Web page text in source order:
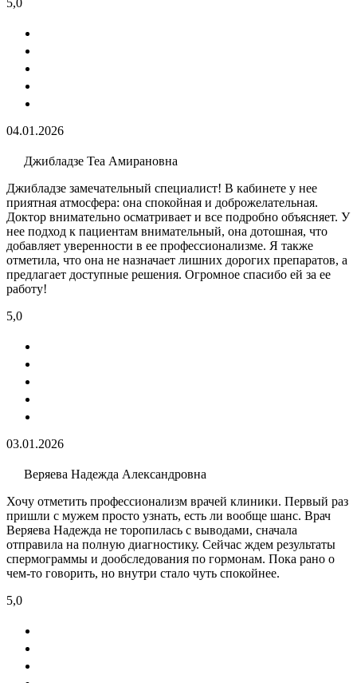
5,0
04.01.2026
Джибладзе Теа Амирановна
Джибладзе замечательный специалист! В кабинете у нее
приятная атмосфера: она спокойная и доброжелательная.
Доктор внимательно осматривает и все подробно объясняет. У
нее подход к пациентам внимательный, она дотошная, что
добавляет уверенности в ее профессионализме. Я также
отметила, что она не назначает лишних дорогих препаратов, а
предлагает доступные решения. Огромное спасибо ей за ее
работу!
5,0
03.01.2026
Веряева Надежда Александровна
Хочу отметить профессионализм врачей клиники. Первый раз
пришли с мужем просто узнать, есть ли вообще шанс. Врач
Веряева Надежда не торопилась с выводами, сначала
отправила на полную диагностику. Сейчас ждем результаты
спермограммы и дообследования по гормонам. Пока рано о
чем-то говорить, но внутри стало чуть спокойнее.
5,0